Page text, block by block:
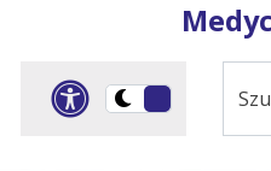
Panel
Przełącz